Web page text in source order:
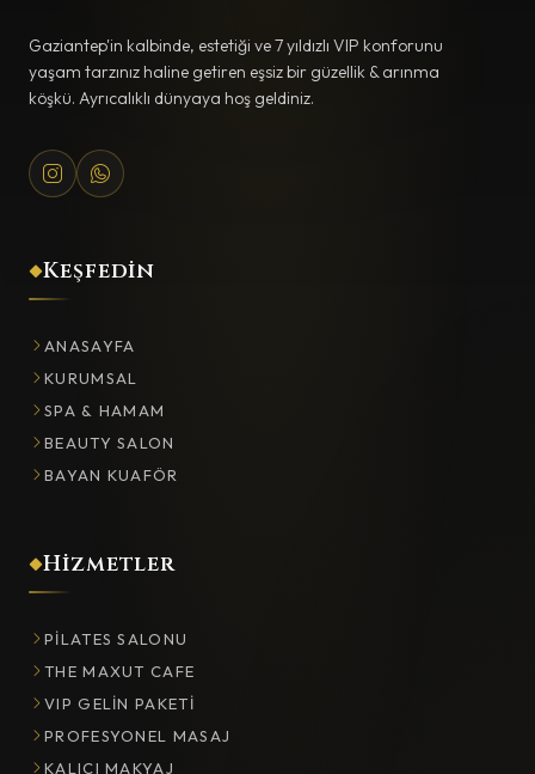
Gaziantep'in kalbinde, estetiği ve 7 yıldızlı VIP konforunu
yaşam tarzınız haline getiren eşsiz bir güzellik & arınma
köşkü. Ayrıcalıklı dünyaya hoş geldiniz.
Keşfedin
ANASAYFA
KURUMSAL
SPA & HAMAM
BEAUTY SALON
BAYAN KUAFÖR
Hizmetler
PILATES SALONU
THE MAXUT CAFE
VIP GELIN PAKETI
PROFESYONEL MASAJ
KALICI MAKYAJ